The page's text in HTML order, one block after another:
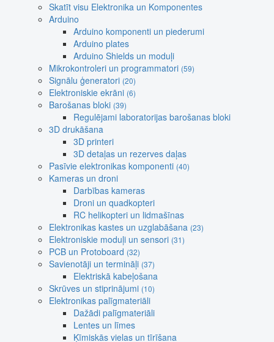
Skatīt visu Elektronika un Komponentes
Arduino
Arduino komponenti un piederumi
Arduino plates
Arduino Shields un moduļi
Mikrokontroleri un programmatori (59)
Signālu ģeneratori (20)
Elektroniskie ekrāni (6)
Barošanas bloki (39)
Regulējami laboratorijas barošanas bloki
3D drukāšana
3D printeri
3D detaļas un rezerves daļas
Pasīvie elektronikas komponenti (40)
Kameras un droni
Darbības kameras
Droni un quadkopteri
RC helikopteri un lidmašīnas
Elektronikas kastes un uzglabāšana (23)
Elektroniskie moduļi un sensori (31)
PCB un Protoboard (32)
Savienotāji un termināļi (37)
Elektriskā kabeļošana
Skrūves un stiprinājumi (10)
Elektronikas palīgmateriāli
Dažādi palīgmateriāli
Lentes un līmes
Ķīmiskās vielas un tīrīšana